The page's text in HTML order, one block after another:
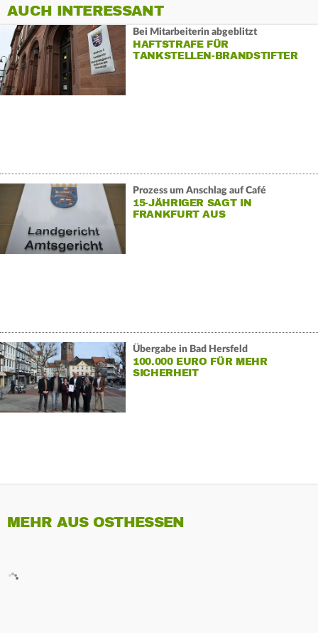
AUCH INTERESSANT
Bei Mitarbeiterin abgeblitzt
HAFTSTRAFE FÜR
TANKSTELLEN-BRANDSTIFTER
Prozess um Anschlag auf Café
15-JÄHRIGER SAGT IN
FRANKFURT AUS
Übergabe in Bad Hersfeld
100.000 EURO FÜR MEHR
SICHERHEIT
MEHR AUS OSTHESSEN